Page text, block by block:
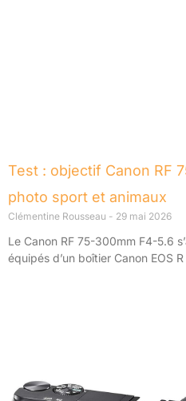
Test : objectif Canon RF
photo sport et animaux
Clémentine Rousseau 29 mai 2026
Le Canon RF 75-300mm F4-5.6
équipés d’un boîtier Canon EOS